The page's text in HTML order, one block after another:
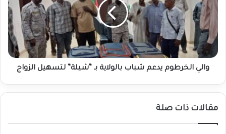
شباب
بالولاية
“شيلة”
لتسهيل
الزواج
والي الخرطوم يدعم شباب بالولاية بـ “شيلة” لتسهيل الزواج
مقالات ذات صلة